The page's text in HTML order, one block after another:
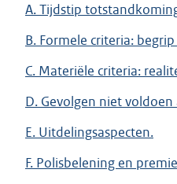
A. Tijdstip
B. Formele criteria:
C. Materiële criteria:
D. Gevolgen niet
E. Uitdelingsaspecten.
F. Polisbelening en